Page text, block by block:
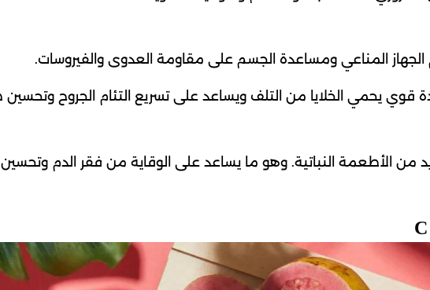
يحمي الخلايا من التلف ويساعد على تسريع التئام الجروح
الأطعمة النباتية. وهو ما يساعد على الوقاية من فقر الدم وتحسين